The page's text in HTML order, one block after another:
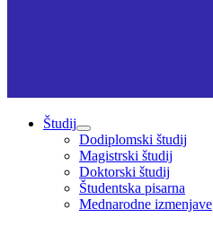
Študij
Dodiplomski študij
Magistrski študij
Doktorski študij
Študentska pisarna
Mednarodne izmenjave